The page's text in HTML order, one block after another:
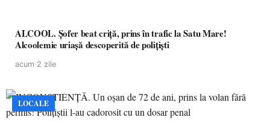
ALCOOL. Șofer beat criță, prins în trafic la Satu Mare!
Alcoolemie uriașă descoperită de polițiști
acum 2 zile
LOCALE